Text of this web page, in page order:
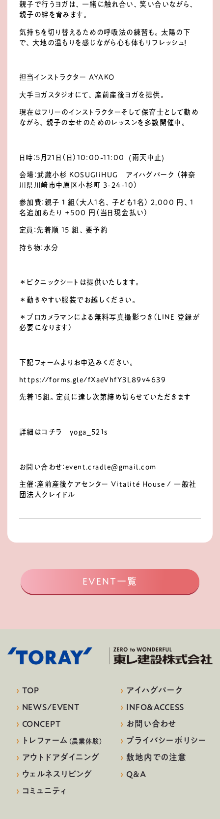
親子で行うヨガは、一緒に触れ合い、笑い合いながら、
親子の絆を育みます。
気持ちを切り替えるための呼吸法の練習も。太陽の下
で、大地の温もりを感じながら心も体もリフレッシュ！
担当インストラクター AYAKO
大手ヨガスタジオにて、産前産後ヨガを提供。
現在はフリーのインストラクターそして保育士として勤め
ながら、親子の幸せのためのレッスンを多数開催中。
日時：5月21日（日）10:00-11:00 (雨天中止)
会場：武蔵小杉 KOSUGIiHUG アイハグパーク （神奈
川県川崎市中原区小杉町 3-24-10）
参加費：親子 1 組（大人１名、子ども１名） 2,000 円、１
名追加あたり +500 円（当日現金払い）
定員：先着順 15 組、要予約
持ち物：水分
＊ピクニックシートは提供いたします。
＊動きやすい服装でお越しください。
＊プロカメラマンによる無料写真撮影つき（LINE 登録が
必要になります）
下記フォームよりお申込みください。
https://forms.gle/fXaeVhfY3L89v4639
先着15組。定員に達し次第締め切らせていただきます
詳細はコチラ yoga_521s
お問い合わせ： event.cradle@gmail.com
主催：産前産後ケアセンター Vitalité House / 一般社
団法人クレイドル
EVENT一覧
› TOP
› NEWS/EVENT
› CONCEPT
›
トレファーム （農業体験）
› アウトドアダイニング
› ウェルネスリビング
› コミュニティ
› アイハグパーク
› INFO&ACCESS
› お問い合わせ
› プライバシーポリシー
›敷地内での注意
›Q&A